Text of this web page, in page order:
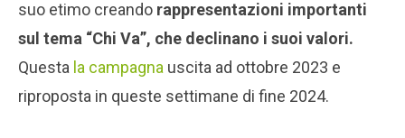
suo etimo creando rappresentazioni importanti
sul tema “Chi Va”, che declinano i suoi valori.
Questa la campagna uscita ad ottobre 2023 e
riproposta in queste settimane di fine 2024.